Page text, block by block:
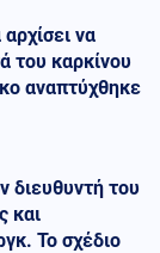
να
του καρκίνου
αναπτύχθηκε
διευθυντή του
και
Το σχέδιο